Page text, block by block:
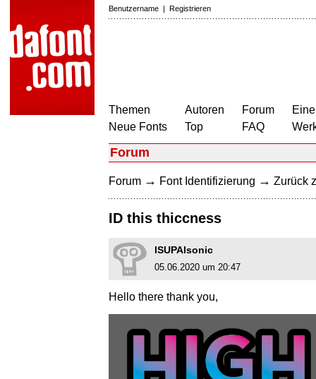
Benutzername | Registrieren
Themen
Neue Fonts
Autoren
Top
Forum
FAQ
Forum
Forum → Font Identifizierung → Zurück
ID this thiccness
lSUPAlsonic
05.06.2020 um 20:47
Hello there thank you,